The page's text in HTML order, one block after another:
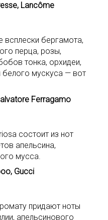
Lancôme
всплески бергамота,
перца, розы,
тонка, орхидеи,
белого мускуса — вот
Ferragamo
состоит из нот
апельсина,
мусса.
Gucci
придают ноты
апельсинового